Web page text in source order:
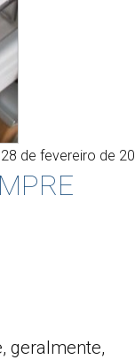
28 de fevereiro de
geralmente,